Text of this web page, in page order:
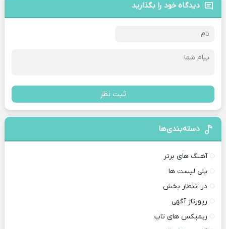
دیدگاه خود را بگذارید
ثبت نظر
دسته‌بندی‌ها
آهنگ های برتر
پلی لیست ها
در انتظار پخش
رپورتاژ آگهی
ریمیکس های تاپ